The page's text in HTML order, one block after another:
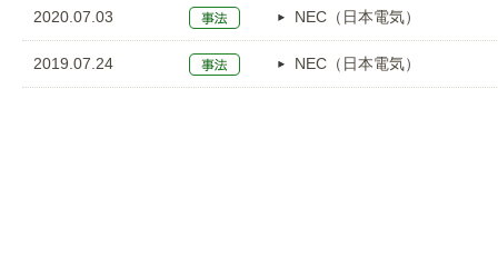
2020.07.03 NEC（日本電気）
2019.07.24 NEC（日本電気）